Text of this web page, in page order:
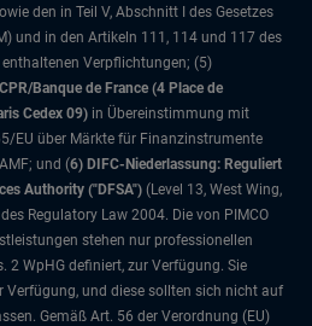
den in Teil V, Abschnitt I des Gesetzes
und in den Artikeln 111, 114 und 117 des
Verpflichtungen; (5)
Banque de France (4 Place de
Cedex 09) in Übereinstimmung mit
EU über Märkte für Finanzinstrumente
und (6) DIFC-Niederlassung: Reguliert
Authority ("DFSA") (Level 13, West Wing,
Regulatory Law 2004. Die von PIMCO
stehen nur professionellen
2 WpHG definiert, zur Verfügung. Sie
Verfügung, und diese sollten sich nicht auf
Gemäß Art. 56 der Verordnung (EU)